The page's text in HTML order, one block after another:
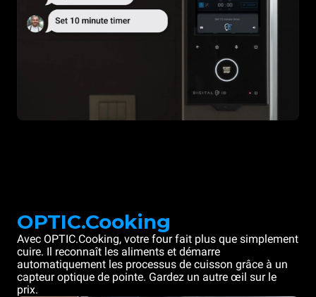
OPTIC.Cooking
Avec OPTIC.Cooking, votre four fait plus que simplement
cuire. Il reconnaît les aliments et démarre
automatiquement les processus de cuisson grâce à un
capteur optique de pointe. Gardez un autre œil sur le
prix.